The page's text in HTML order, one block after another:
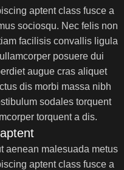
aptent class fusce a
sociosqu. Nec felis non
facilisis convallis ligula
posuere dui
augue cras aliquet
dis morbi massa nibh
sodales torquent
torquent a dis.
aenean malesuada metus
aptent class fusce a